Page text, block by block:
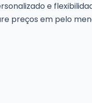
e
preços em pelo